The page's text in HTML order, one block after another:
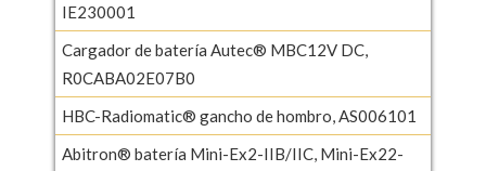
IE230001
Cargador de batería Autec® MBC12V DC,
R0CABA02E07B0
HBC-Radiomatic® gancho de hombro, AS006101
Abitron® batería Mini-Ex2-IIB/IIC, Mini-Ex22-